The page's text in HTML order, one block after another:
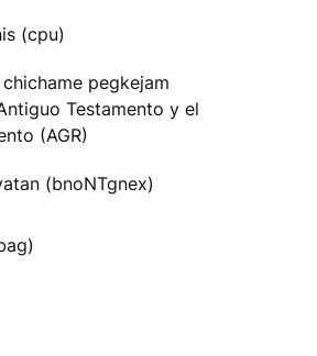
(cpu)
pegkejam
Testamento y el
(AGR)
(bnoNTgnex)